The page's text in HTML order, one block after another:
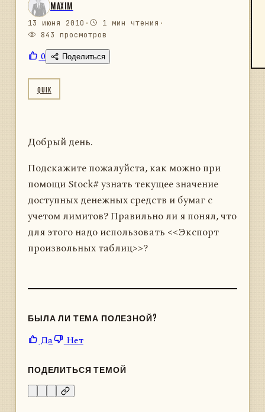
MAXIM
13 июня 2010 · 1 мин чтения ·
843 просмотров
0 Поделиться
QUIK
Добрый день.
Подскажите пожалуйста, как можно при
помощи Stock# узнать текущее значение
доступных денежных средств и бумаг с
учетом лимитов? Правильно ли я понял, что
для этого надо использовать <<Экспорт
произвольных таблиц>>?
БЫЛА ЛИ ТЕМА ПОЛЕЗНОЙ?
Да Нет
ПОДЕЛИТЬСЯ ТЕМОЙ